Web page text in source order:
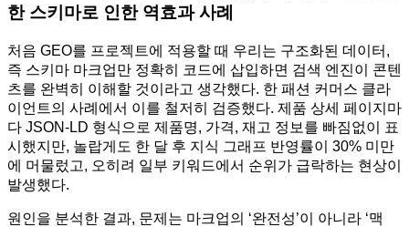
한 스키마로 인한 역효과 사례
처음 GEO를 프로젝트에 적용할 때 우리는 구조화된 데이터,
즉 스키마 마크업만 정확히 코드에 삽입하면 검색 엔진이 콘텐
츠를 완벽히 이해할 것이라고 생각했다. 한 패션 커머스 클라
이언트의 사례에서 이를 철저히 검증했다. 제품 상세 페이지마
다 JSON-LD 형식으로 제품명, 가격, 재고 정보를 빠짐없이 표
시했지만, 놀랍게도 한 달 후 지식 그래프 반영률이 30% 미만
에 머물렀고, 오히려 일부 키워드에서 순위가 급락하는 현상이
발생했다.
원인을 분석한 결과, 문제는 마크업의 ‘완전성’이 아니라 ‘맥